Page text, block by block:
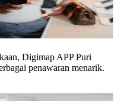
Digimap APP Puri
penawaran menarik.